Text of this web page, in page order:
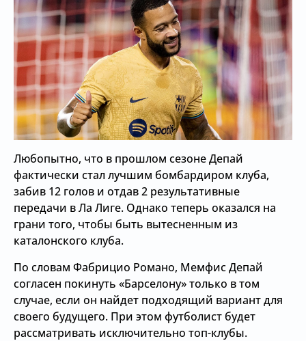
Любопытно, что в прошлом сезоне Депай
фактически стал лучшим бомбардиром клуба,
забив 12 голов и отдав 2 результативные
передачи в Ла Лиге. Однако теперь оказался на
грани того, чтобы быть вытесненным из
каталонского клуба.
По словам Фабрицио Романо, Мемфис Депай
согласен покинуть «Барселону» только в том
случае, если он найдет подходящий вариант для
своего будущего. При этом футболист будет
рассматривать исключительно топ-клубы.